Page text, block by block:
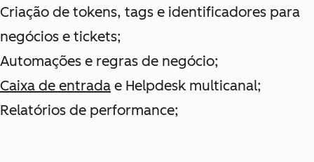
Criação de tokens, tags e identificadores para
negócios e tickets;
Automações e regras de negócio;
Caixa de entrada e Helpdesk multicanal;
Relatórios de performance;